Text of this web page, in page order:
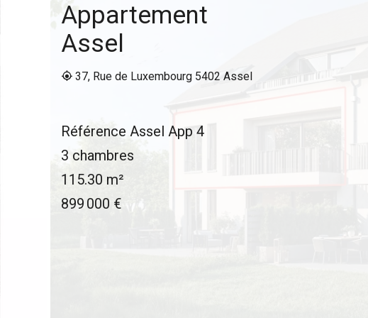
Appartement
Assel
37, Rue de Luxembourg 5402 Assel
Référence Assel App 4
3 chambres
115.30 m²
899 000 €